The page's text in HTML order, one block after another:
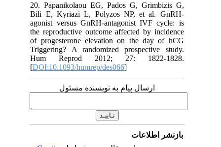
20. Papanikolaou EG, Pados G, Grimbizis G,
Bili E, Kyriazi L, Polyzos NP, et al. GnRH-
agonist versus GnRH-antagonist IVF cycle: is
the reproductive outcome affected by incidence
of progesterone elevation on the day of hCG
Triggering? A randomized prospective study.
Hum Reprod 2012; 27: 1822-1828.
[DOI:10.1093/humrep/des066
ارسال پیام به نویسنده مسئول
بازنشر اطلاعات